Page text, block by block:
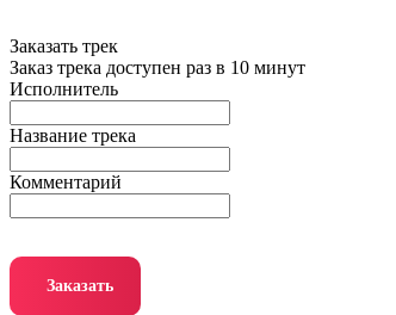
Заказать трек
Заказ трека доступен раз в 10 минут
Исполнитель
Название трека
Комментарий
Заказать